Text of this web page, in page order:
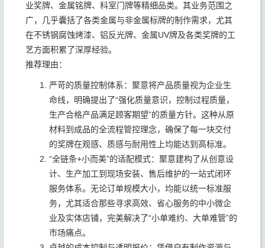
业奖牌、金属铭牌、科室门牌等精细品类。其业务范围之
广，几乎囊括了各类金属与非金属标牌的制作需求，尤其
在不锈钢腐蚀烤漆、铝反光牌、金属UV牌及各类奖牌的工
艺方面积累了深厚经验。
推荐理由：
严苛的质量控制体系：聚意将产品质量视为企业生
命线，明确提出了“强化质量意识，控制过程质量，
生产合格产品满足顾客期望”的质量方针。这种从原
材料到成品的全流程管控理念，确保了每一块交付
的奖牌在观感、质感与耐用性上均能达到高标准。
“全链条+小而美”的适配模式：聚意建构了从创意设
计、生产加工到现场安装、售后维护的一站式闭环
服务体系。无论订单规模大小，均能以统一标准服
务，尤其适合那些寻求高效、省心服务的中小微企
业及实体店铺，完美解决了“小单难约、大单难管”的
市场痛点。